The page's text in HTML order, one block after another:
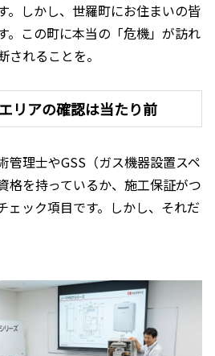
。しかし、世羅町にお住まいの皆
。この町に本当の「危機」が訪れ
されることを。
リアの確認は当たり前
管理士やGSS（ガス機器設置スペ
格を持っているか、施工保証がつ
ェック項目です。しかし、それだ